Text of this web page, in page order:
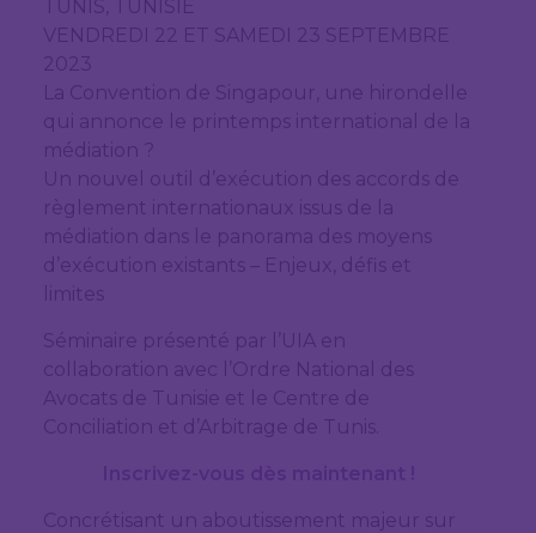
TUNIS, TUNISIE
VENDREDI 22 ET SAMEDI 23 SEPTEMBRE
2023
La Convention de Singapour, une hirondelle
qui annonce le printemps international de la
médiation ?
Un nouvel outil d’exécution des accords de
règlement internationaux issus de la
médiation dans le panorama des moyens
d’exécution existants – Enjeux, défis et
limites
Séminaire présenté par l’UIA en
collaboration avec l’Ordre National des
Avocats de Tunisie et le Centre de
Conciliation et d’Arbitrage de Tunis.
Concrétisant un aboutissement majeur sur